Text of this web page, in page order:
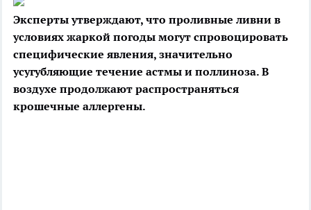
Эксперты утверждают, что проливные ливни в
условиях жаркой погоды могут спровоцировать
специфические явления, значительно
усугубляющие течение астмы и поллиноза. В
воздухе продолжают распространяться
крошечные аллергены.